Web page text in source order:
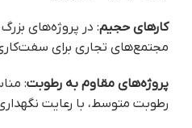
کارهای حجیم: در پروژه‌های
مجتمع‌های تجاری برای
پروژه‌های مقاوم به رطوبت:
رطوبت متوسط، با رعایت